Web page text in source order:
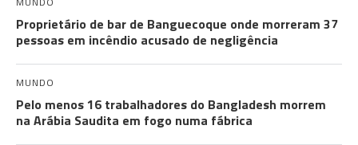
Proprietário de bar de Banguecoque onde morreram 37
pessoas em incêndio acusado de negligência
MUNDO
Pelo menos 16 trabalhadores do Bangladesh morrem
na Arábia Saudita em fogo numa fábrica